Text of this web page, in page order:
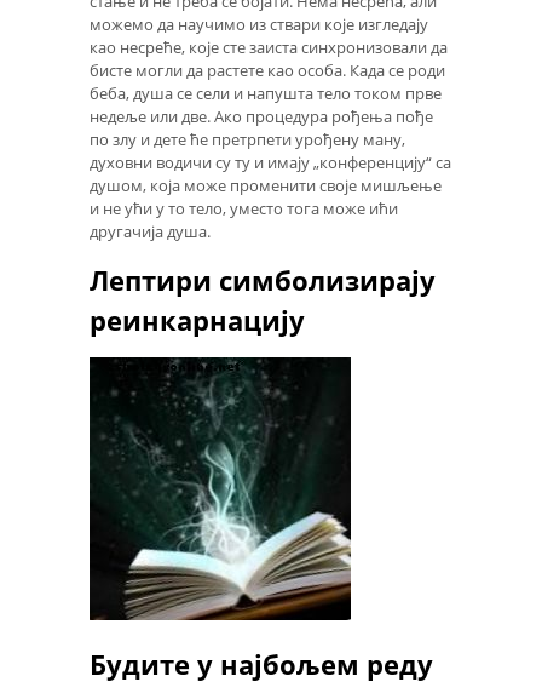
можемо да научимо из ствари које изгледају
као несреће, које сте заиста синхронизовали да
бисте могли да растете као особа. Када се роди
беба, душа се сели и напушта тело током прве
недеље или две. Ако процедура рођења пође
по злу и дете ће претрпети урођену ману,
духовни водичи су ту и имају „конференцију“ са
душом, која може променити своје мишљење
и не ући у то тело, уместо тога може ићи
другачија душа.
Лептири симболизирају
реинкарнацију
Будите у најбољем реду